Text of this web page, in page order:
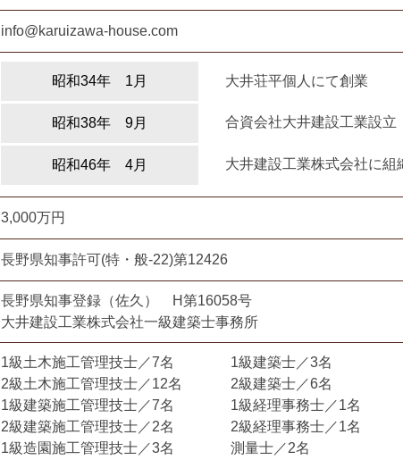
info@karuizawa-house.com
昭和34年 1月 大井荘平個人にて創業
昭和38年 9月 合資会社大井建設工業設立
昭和46年 4月 大井建設工業株式会社に組
3,000万円
長野県知事許可(特・般-22)第12426
長野県知事登録（佐久） H第16058号
大井建設工業株式会社一級建築士事務所
1級土木施工管理技士／7名
2級土木施工管理技士／12名
1級建築施工管理技士／7名
2級建築施工管理技士／2名
1級造園施工管理技士／3名
1級建築士／3名
2級建築士／6名
1級経理事務士／1名
2級経理事務士／1名
測量士／2名